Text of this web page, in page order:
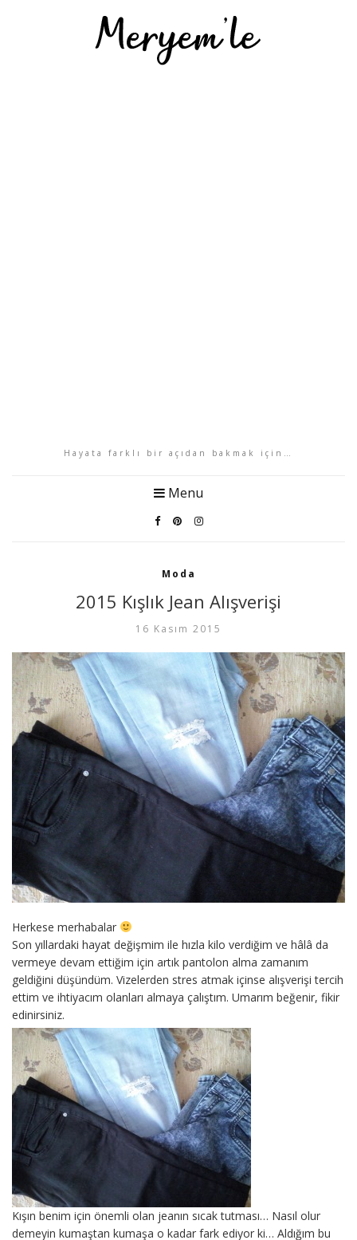
Hayata farklı bir açıdan bakmak için…
Menu
Moda
2015 Kışlık Jean Alışverişi
16 Kasım 2015
Herkese merhabalar
Son yıllardaki hayat değişmim ile hızla kilo verdiğim ve hâlâ da
vermeye devam ettiğim için artık pantolon alma zamanım
geldiğini düşündüm. Vizelerden stres atmak içinse alışverişi tercih
ettim ve ihtiyacım olanları almaya çalıştım. Umarım beğenir, fikir
edinirsiniz.
Kışın benim için önemli olan jeanın sıcak tutması… Nasıl olur
demeyin kumaştan kumaşa o kadar fark ediyor ki… Aldığım bu